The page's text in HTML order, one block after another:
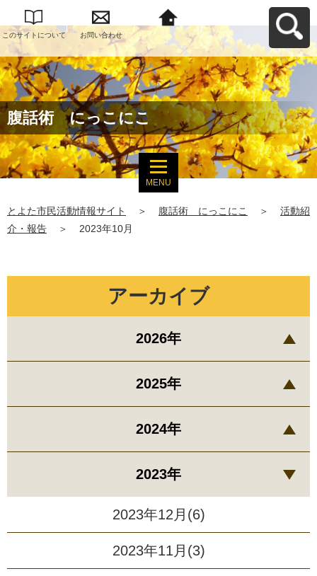
このサイトについて お問い合わせ
とよた市民活動情報
サイトへ戻る
腹話術 にっこにこ
MENU
とよた市民活動情報サイト ＞ 腹話術 にっこにこ ＞
活動紹
介・報告
＞ 2023年10月
アーカイブ
2026年
2025年
2024年
2023年
2023年12月(6)
2023年11月(3)